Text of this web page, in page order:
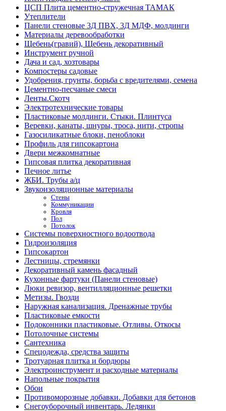
ЦСП Плита цементно-стружечная ТАМАК
Утеплители
Панели стеновые 3Д ПВХ, 3Д МДФ, молдинги
Материалы деревообработки
Щебень(гравий), Щебень декоративный
Инструмент ручной
Дача и сад, хозтовары
Компостеры садовые
Удобрения, грунты, борьба с вредителями, семена
Цементно-песчаные смеси
Ленты.Скотч
Электротехнические товары
Пластиковые молдинги. Стыки. Плинтуса
Веревки, канаты, шнуры, троса, нити, стропы
Газосиликатные блоки, пеноблоки
Профиль для гипсокартона
Двери межкомнатные
Гипсовая плитка декоративная
Печное литье
ЖБИ. Трубы а/ц
Звукоизоляционные материалы
Стены
Коммуникации
Кровля
Пол
Потолок
Системы поверхностного водоотвода
Гидроизоляция
Гипсокартон
Лестницы, стремянки
Декоративный камень фасадный
Кухонные фартуки (Панели стеновые)
Люки ревизор, вентилляционные решетки
Метизы. Гвозди
Наружная канализация. Дренажные трубы
Пластиковые емкости
Подоконники пластиковые. Отливы. Откосы
Потолочные системы
Сантехника
Спецодежда, средства защиты
Тротуарная плитка и бордюры
Электроинструмент и расходные материалы
Напольные покрытия
Обои
Противоморозные добавки. Добавки для бетонов
Снегоуборочный инвентарь. Ледянки